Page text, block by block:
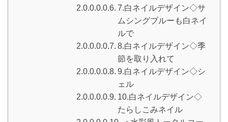
7.白ネイルデザイン◇サ
ムシングブルーも白ネイ
ルで
8.白ネイルデザイン◇季
節を取り入れて
9.白ネイルデザイン◇シ
ェル
10.白ネイルデザイン◇
たらしこみネイル